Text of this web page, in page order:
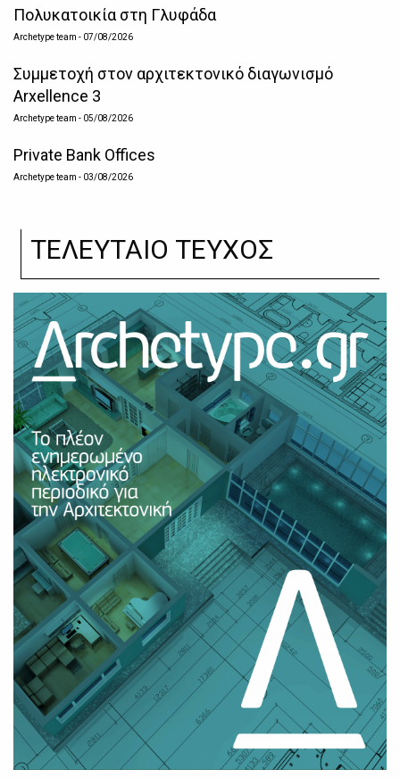
Πολυκατοικία στη Γλυφάδα
Archetype team - 07/08/2026
Συμμετοχή στον αρχιτεκτονικό διαγωνισμό
Arxellence 3
Archetype team - 05/08/2026
Private Bank Offices
Archetype team - 03/08/2026
ΤΕΛΕΥΤΑΙΟ ΤΕΥΧΟΣ